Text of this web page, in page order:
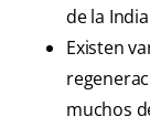
de la
Existen
muchos